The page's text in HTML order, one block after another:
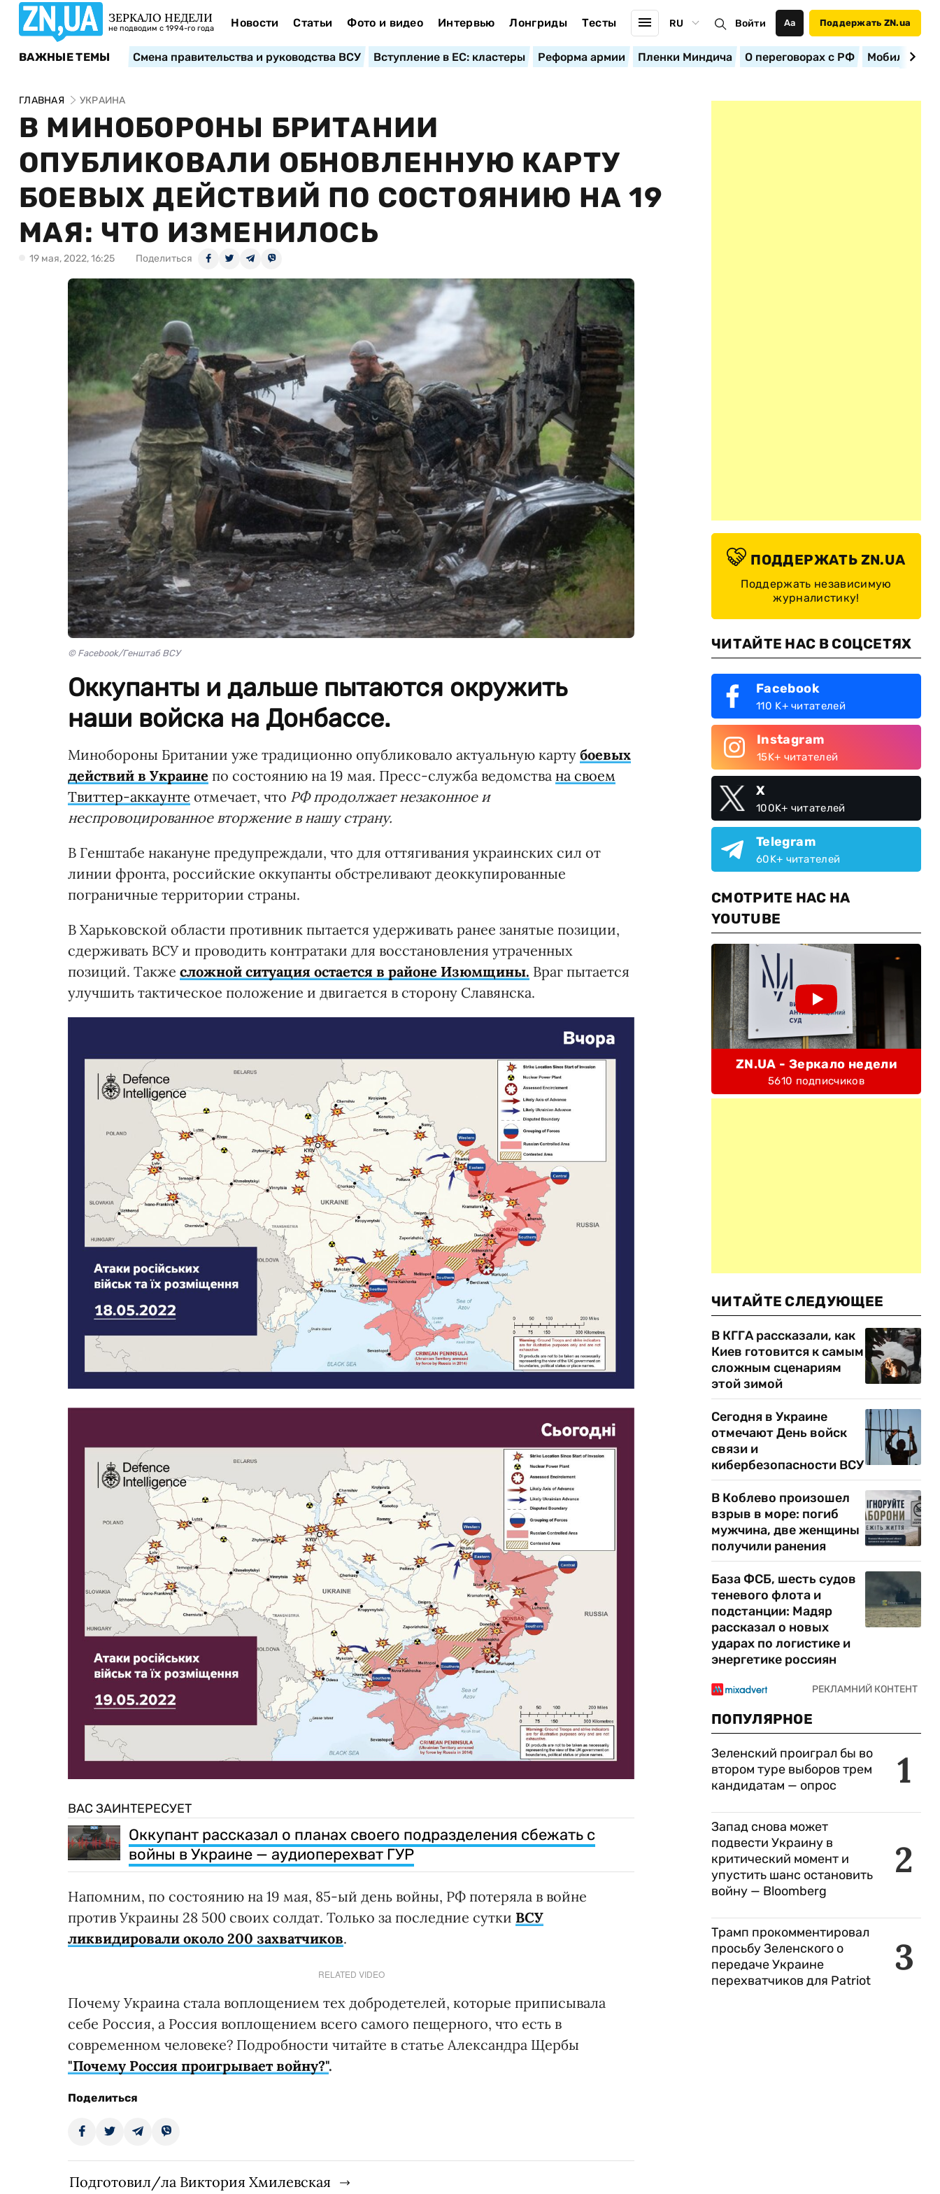
ЗЕРКАЛО НЕДЕЛИ
не подводим с 1994-го года Новости Статьи Фото и видео Интервью Лонгриды Тесты RU Войти Аа Поддержать ZN.ua
ВАЖНЫЕ ТЕМЫ Смена правительства и руководства ВСУ Вступление в ЕС: кластеры Реформа армии Пленки Миндича О переговорах с РФ
ГЛАВНАЯ УКРАИНА
В МИНОБОРОНЫ БРИТАНИИ
ОПУБЛИКОВАЛИ ОБНОВЛЕННУЮ КАРТУ
БОЕВЫХ ДЕЙСТВИЙ ПО СОСТОЯНИЮ НА 19
МАЯ: ЧТО ИЗМЕНИЛОСЬ
19 мая, 2022, 16:25 Поделиться
© Facebook/Генштаб ВСУ
Оккупанты и дальше пытаются окружить
наши войска на Донбассе.
Минобороны Британии уже традиционно опубликовало актуальную карту боевых
действий в Украине по состоянию на 19 мая. Пресс-служба ведомства на своем
Твиттер-аккаунте отмечает, что РФ продолжает незаконное и
неспровоцированное вторжение в нашу страну.
В Генштабе накануне предупреждали, что для оттягивания украинских сил от
линии фронта, российские оккупанты обстреливают деоккупированные
пограничные территории страны.
В Харьковской области противник пытается удерживать ранее занятые позиции,
сдерживать ВСУ и проводить контратаки для восстановления утраченных
позиций. Также сложной ситуация остается в районе Изюмщины. Враг пытается
улучшить тактическое положение и двигается в сторону Славянска.
ВАС ЗАИНТЕРЕСУЕТ
Оккупант рассказал о планах своего подразделения сбежать с
войны в Украине — аудиоперехват ГУР
Напомним, по состоянию на 19 мая, 85-ый день войны, РФ потеряла в войне
против Украины 28 500 своих солдат. Только за последние сутки ВСУ
ликвидировали около 200 захватчиков.
RELATED VIDEO
Почему Украина стала воплощением тех добродетелей, которые приписывала
себе Россия, а Россия воплощением всего самого пещерного, что есть в
современном человеке? Подробности читайте в статье Александра Щербы
"Почему Россия проигрывает войну?".
Поделиться
Подготовил/ла Виктория Хмилевская
ПОДДЕРЖАТЬ ZN.UA
Поддержать независимую
журналистику!
ЧИТАЙТЕ НАС В СОЦСЕТЯХ
Facebook
110 K+ читателей
Instagram
15K+ читателей
X
100K+ читателей
Telegram
60K+ читателей
СМОТРИТЕ НАС НА
YOUTUBE
ZN.UA - Зеркало недели
5610 подписчиков
ЧИТАЙТЕ СЛЕДУЮЩЕЕ
В КГГА рассказали, как
Киев готовится к самым
сложным сценариям
этой зимой
Сегодня в Украине
отмечают День войск
связи и
кибербезопасности ВСУ
В Коблево произошел
взрыв в море: погиб
мужчина, две женщины
получили ранения
База ФСБ, шесть судов
теневого флота и
подстанции: Мадяр
рассказал о новых
ударах по логистике и
энергетике россиян
ПОПУЛЯРНОЕ
1
Зеленский проиграл бы во
втором туре выборов трем
кандидатам — опрос
2
Запад снова может
подвести Украину в
критический момент и
упустить шанс остановить
войну — Bloomberg
3
Трамп прокомментировал
просьбу Зеленского о
передаче Украине
перехватчиков для Patriot